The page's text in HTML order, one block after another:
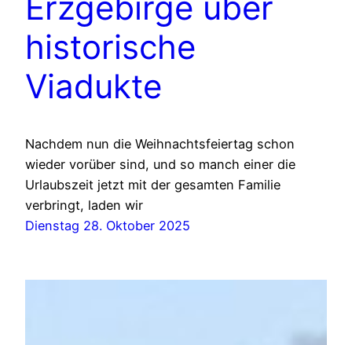
historische
Viadukte
Nachdem nun die Weihnachtsfeiertag schon
wieder vorüber sind, und so manch einer die
Urlaubszeit jetzt mit der gesamten Familie
verbringt, laden wir
Dienstag 28. Oktober 2025